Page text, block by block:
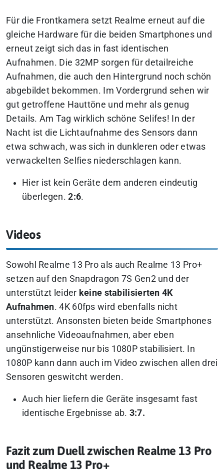
Für die Frontkamera setzt Realme erneut auf die
gleiche Hardware für die beiden Smartphones und
erneut zeigt sich das in fast identischen
Aufnahmen. Die 32MP sorgen für detailreiche
Aufnahmen, die auch den Hintergrund noch schön
abgebildet bekommen. Im Vordergrund sehen wir
gut getroffene Hauttöne und mehr als genug
Details. Am Tag wirklich schöne Selifes! In der
Nacht ist die Lichtaufnahme des Sensors dann
etwa schwach, was sich in dunkleren oder etwas
verwackelten Selfies niederschlagen kann.
Hier ist kein Geräte dem anderen eindeutig
überlegen.2:6.
Videos
Sowohl Realme 13 Pro als auch Realme 13 Pro+
setzen auf den Snapdragon 7S Gen2 und der
unterstützt leider keine stabilisierten 4K
Aufnahmen. 4K 60fps wird ebenfalls nicht
unterstützt. Ansonsten bieten beide Smartphones
ansehnliche Videoaufnahmen, aber eben
ungünstigerweise nur bis 1080P stabilisiert. In
1080P kann dann auch im Video zwischen allen drei
Sensoren geswitcht werden.
Auch hier liefern die Geräte insgesamt fast
identische Ergebnisse ab. 3:7.
Fazit zum Duell zwischen Realme 13 Pro
und Realme 13 Pro+